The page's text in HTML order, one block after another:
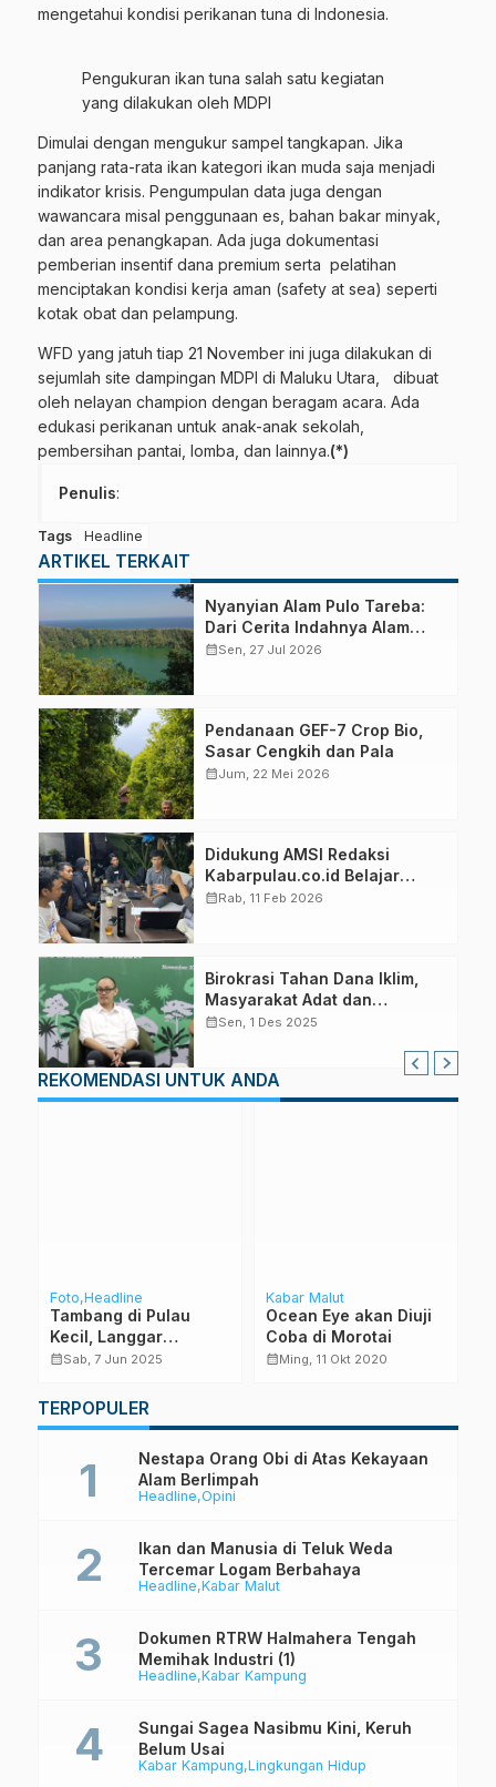
mengetahui kondisi perikanan tuna di Indonesia.
Pengukuran ikan tuna salah satu kegiatan
yang dilakukan oleh MDPI
Dimulai dengan mengukur sampel tangkapan. Jika
panjang rata-rata ikan kategori ikan muda saja menjadi
indikator krisis. Pengumpulan data juga dengan
wawancara misal penggunaan es, bahan bakar minyak,
dan area penangkapan. Ada juga dokumentasi
pemberian insentif dana premium serta pelatihan
menciptakan kondisi kerja aman (safety at sea) seperti
kotak obat dan pelampung.
WFD yang jatuh tiap 21 November ini juga dilakukan di
sejumlah site dampingan MDPI di Maluku Utara, dibuat
oleh nelayan champion dengan beragam acara. Ada
edukasi perikanan untuk anak-anak sekolah,
pembersihan pantai, lomba, dan lainnya.(*)
Penulis:
Tags Headline
ARTIKEL TERKAIT
Nyanyian Alam Pulo Tareba:
Dari Cerita Indahnya Alam
hingga Marak Perburuan
calendar_monthSen, 27 Jul 2026
Pendanaan GEF-7 Crop Bio,
Sasar Cengkih dan Pala
calendar_monthJum, 22 Mei 2026
Didukung AMSI Redaksi
Kabarpulau.co.id Belajar
Manfaatkan Teknologi AI
calendar_monthRab, 11 Feb 2026
Birokrasi Tahan Dana Iklim,
Masyarakat Adat dan
Kampong Hanya Terima
calendar_monthSen, 1 Des 2025
REKOMENDASI UNTUK ANDA
Foto Headline
Tambang di Pulau
Kecil, Langgar
Undang-undang Tapi
calendar_monthSab, 7 Jun 2025
Kabar Malut
Ocean Eye akan Diuji
Coba di Morotai
calendar_monthMing, 11 Okt 2020
TERPOPULER
Headline Opini
Nestapa Orang Obi di Atas Kekayaan
Alam Berlimpah
Headline Kabar Malut
Ikan dan Manusia di Teluk Weda
Tercemar Logam Berbahaya
Headline Kabar Kampung
Dokumen RTRW Halmahera Tengah
Memihak Industri (1)
Kabar Kampung Lingkungan Hidup
Sungai Sagea Nasibmu Kini, Keruh
Belum Usai